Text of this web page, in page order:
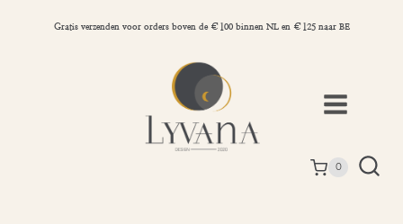
Gratis verzenden voor orders boven de €100 binnen NL en €125 naar BE
0